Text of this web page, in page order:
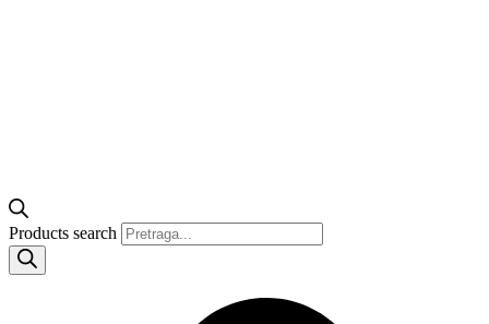
Products search